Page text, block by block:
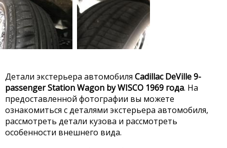
Детали экстерьера автомобиля Cadillac DeVille 9-
passenger Station Wagon by WISCO 1969 года. На
предоставленной фотографии вы можете
ознакомиться с деталями экстерьера автомобиля,
рассмотреть детали кузова и рассмотреть
особенности внешнего вида.